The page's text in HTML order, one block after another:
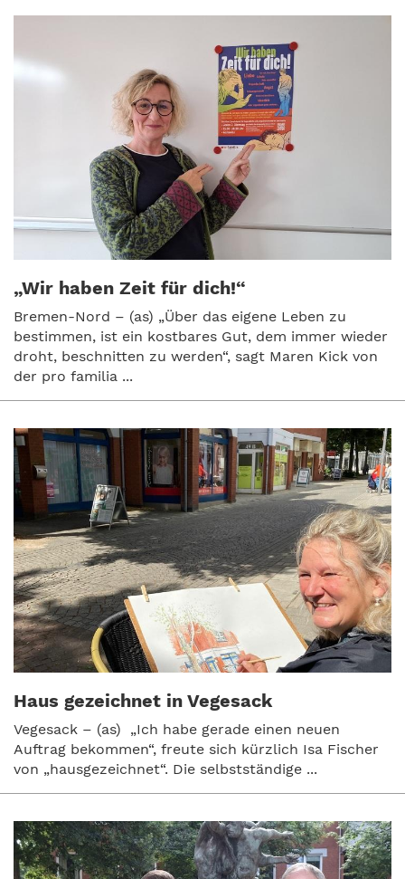
„Wir haben Zeit für dich!“
Bremen-Nord – (as) „Über das eigene Leben zu
bestimmen, ist ein kostbares Gut, dem immer wieder
droht, beschnitten zu werden“, sagt Maren Kick von
der pro familia ...
Haus gezeichnet in Vegesack
Vegesack – (as) „Ich habe gerade einen neuen
Auftrag bekommen“, freute sich kürzlich Isa Fischer
von „hausgezeichnet“. Die selbstständige ...